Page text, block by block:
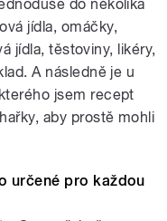
do několika
jídla, omáčky,
jídla, těstoviny, likéry,
A následně je u
jsem recept
aby prostě mohli
určené pro každou